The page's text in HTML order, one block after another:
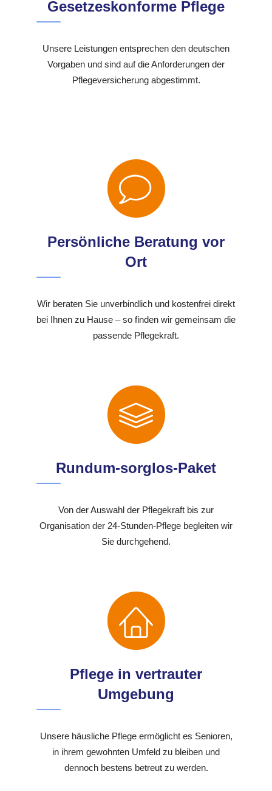
Gesetzeskonforme Pflege
Unsere Leistungen entsprechen den deutschen
Vorgaben und sind auf die Anforderungen der
Pflegeversicherung abgestimmt.
Persönliche Beratung vor
Ort
Wir beraten Sie unverbindlich und kostenfrei direkt
bei Ihnen zu Hause – so finden wir gemeinsam die
passende Pflegekraft.
Rundum-sorglos-Paket
Von der Auswahl der Pflegekraft bis zur
Organisation der 24-Stunden-Pflege begleiten wir
Sie durchgehend.
Pflege in vertrauter
Umgebung
Unsere häusliche Pflege ermöglicht es Senioren,
in ihrem gewohnten Umfeld zu bleiben und
dennoch bestens betreut zu werden.